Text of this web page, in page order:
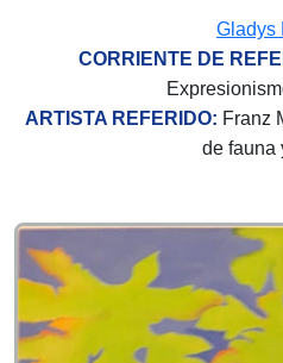
Gladys
CORRIENTE DE
ARTISTA REFERIDO: Franz
de fauna